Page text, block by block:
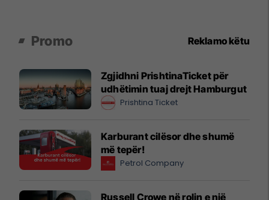
Promo Reklamo këtu
Zgjidhni PrishtinaTicket për
udhëtimin tuaj drejt Hamburgut
Prishtina Ticket
Karburant cilësor dhe shumë
më tepër!
Petrol Company
Russell Crowe në rolin e një